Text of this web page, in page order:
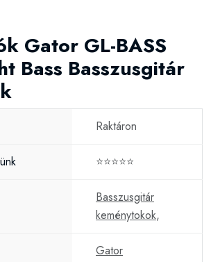
Gator GL-BASS
Bass Basszusgitár
Raktáron
⭐⭐⭐⭐⭐
Basszusgitár
keménytokok,
Gator